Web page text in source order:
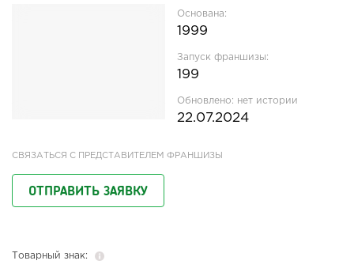
Основана:
1999
Запуск франшизы:
199
Обновлено: нет истории
22.07.2024
СВЯЗАТЬСЯ С ПРЕДСТАВИТЕЛЕМ ФРАНШИЗЫ
ОТПРАВИТЬ ЗАЯВКУ
Товарный знак: